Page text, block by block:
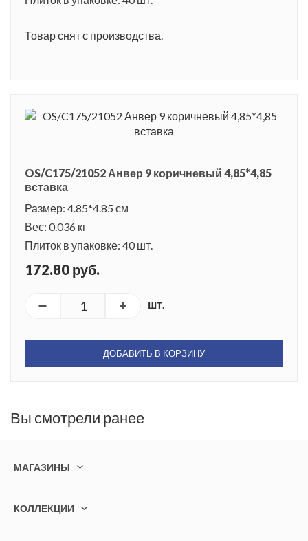
Товар снят с производства.
OS/C175/21052 Анвер 9 коричневый 4,85*4,85
вставка
Размер: 4.85*4.85 см
Вес: 0.036 кг
Плиток в упаковке: 40 шт.
172.80 руб.
шт.
ДОБАВИТЬ В КОРЗИНУ
Вы смотрели ранее
МАГАЗИНЫ
КОЛЛЕКЦИИ